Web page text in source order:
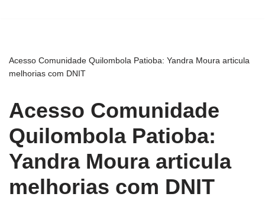
Acesso Comunidade Quilombola Patioba: Yandra Moura articula
melhorias com DNIT
Acesso Comunidade
Quilombola Patioba:
Yandra Moura articula
melhorias com DNIT